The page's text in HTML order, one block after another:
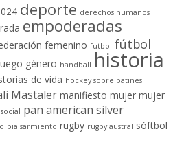
deporte derechos humanos
empoderadas
femenino futbol fútbol
género handball historia
de vida hockey sobre patines
Mastaler manifiesto mujer mujer
pan american silver
pia sarmiento rugby rugby austral sóftbol